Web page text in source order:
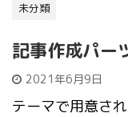
未分類
記事作成パー
2021年6月9日
テーマで用意さ